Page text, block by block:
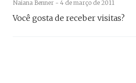
Naiana Benner - 4 de março de 2011
Você gosta de receber visitas?